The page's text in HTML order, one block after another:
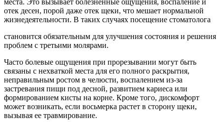
отек десен, порой даже отек щеки, что мешает нормальной
жизнедеятельности. В таких случаях посещение стоматолога
становится обязательным для улучшения состояния и решения
проблем с третьими молярами.
Часто болевые ощущения при прорезывании могут быть
связаны с нехваткой места для его полного раскрытия,
неправильным ростом в челюсти, воспалением из-за
застревания пищи под десной, развитием кариеса или
формированием кисты на корне. Кроме того, дискомфорт
может возникать, если восьмерка растет в сторону щеки,
вызывая ее травмирование.